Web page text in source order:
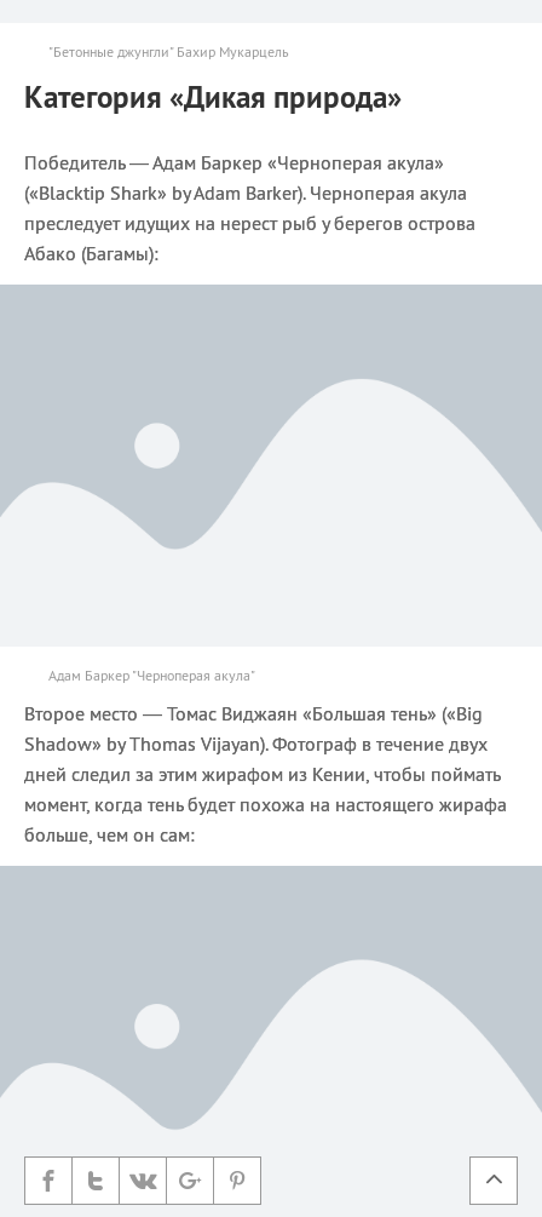
"Бетонные джунгли" Бахир Мукарцель
Категория «Дикая природа»
Победитель — Адам Баркер «Черноперая акула»
(«Blacktip Shark» by Adam Barker). Черноперая акула
преследует идущих на нерест рыб у берегов острова
Абако (Багамы):
Адам Баркер "Черноперая акула"
Второе место — Томас Виджаян «Большая тень» («Big
Shadow» by Thomas Vijayan). Фотограф в течение двух
дней следил за этим жирафом из Кении, чтобы поймать
момент, когда тень будет похожа на настоящего жирафа
больше, чем он сам: